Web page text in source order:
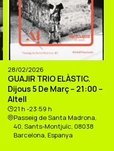
28/02/2026
GUAJIR TRIO ELÀSTIC.
Dijous 5 De Març – 21:00 –
Altell
21 h -23:59 h
Passeig de Santa Madrona,
40, Sants-Montjuïc, 08038
Barcelona, Espanya